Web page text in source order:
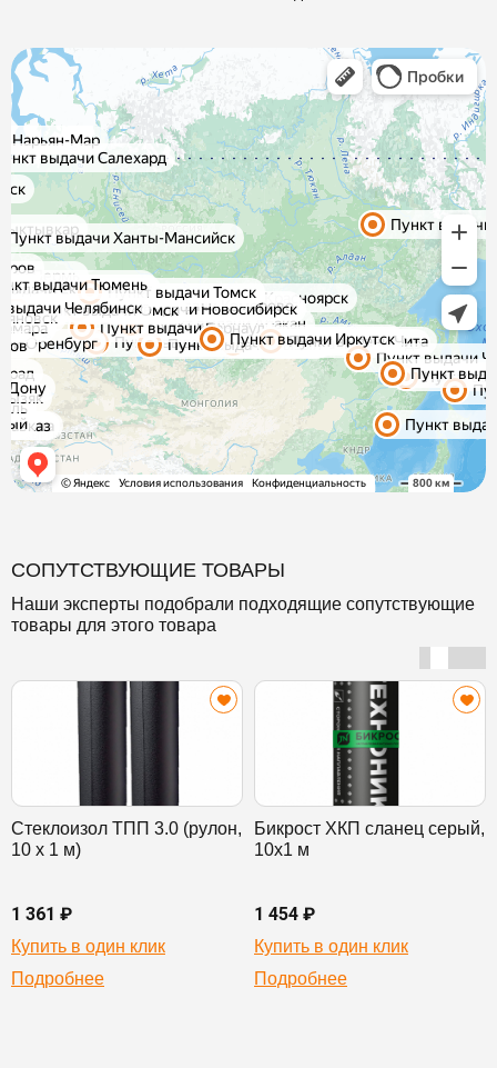
СОПУТСТВУЮЩИЕ ТОВАРЫ
Наши эксперты подобрали подходящие сопутствующие
товары для этого товара
Стеклоизол ТПП 3.0 (рулон,
10 х 1 м)
1 361 ₽
Купить в один клик
Подробнее
Бикрост ХКП сланец серый,
10х1 м
1 454 ₽
Купить в один клик
Подробнее